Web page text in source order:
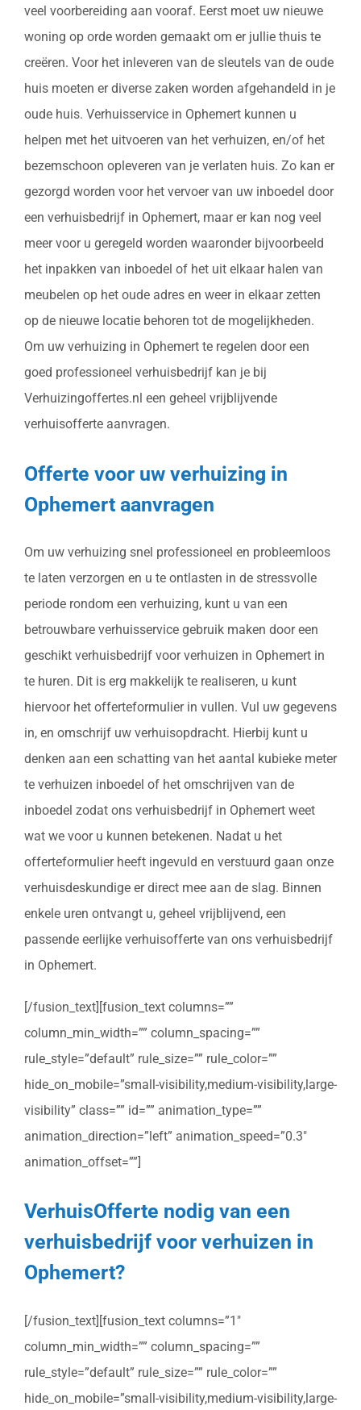
veel voorbereiding aan vooraf. Eerst moet uw nieuwe
woning op orde worden gemaakt om er jullie thuis te
creëren. Voor het inleveren van de sleutels van de oude
huis moeten er diverse zaken worden afgehandeld in je
oude huis. Verhuisservice in Ophemert kunnen u
helpen met het uitvoeren van het verhuizen, en/of het
bezemschoon opleveren van je verlaten huis. Zo kan er
gezorgd worden voor het vervoer van uw inboedel door
een verhuisbedrijf in Ophemert, maar er kan nog veel
meer voor u geregeld worden waaronder bijvoorbeeld
het inpakken van inboedel of het uit elkaar halen van
meubelen op het oude adres en weer in elkaar zetten
op de nieuwe locatie behoren tot de mogelijkheden.
Om uw verhuizing in Ophemert te regelen door een
goed professioneel verhuisbedrijf kan je bij
Verhuizingoffertes.nl een geheel vrijblijvende
verhuisofferte aanvragen.
Offerte voor uw verhuizing in
Ophemert aanvragen
Om uw verhuizing snel professioneel en probleemloos
te laten verzorgen en u te ontlasten in de stressvolle
periode rondom een verhuizing, kunt u van een
betrouwbare verhuisservice gebruik maken door een
geschikt verhuisbedrijf voor verhuizen in Ophemert in
te huren. Dit is erg makkelijk te realiseren, u kunt
hiervoor het offerteformulier in vullen. Vul uw gegevens
in, en omschrijf uw verhuisopdracht. Hierbij kunt u
denken aan een schatting van het aantal kubieke meter
te verhuizen inboedel of het omschrijven van de
inboedel zodat ons verhuisbedrijf in Ophemert weet
wat we voor u kunnen betekenen. Nadat u het
offerteformulier heeft ingevuld en verstuurd gaan onze
verhuisdeskundige er direct mee aan de slag. Binnen
enkele uren ontvangt u, geheel vrijblijvend, een
passende eerlijke verhuisofferte van ons verhuisbedrijf
in Ophemert.
[/fusion_text][fusion_text columns=””
column_min_width=”” column_spacing=””
rule_style=”default” rule_size=”” rule_color=””
hide_on_mobile=”small-visibility,medium-visibility,large-
visibility” class=”” id=”” animation_type=””
animation_direction=”left” animation_speed=”0.3″
animation_offset=””]
VerhuisOfferte nodig van een
verhuisbedrijf voor verhuizen in
Ophemert?
[/fusion_text][fusion_text columns=”1″
column_min_width=”” column_spacing=””
rule_style=”default” rule_size=”” rule_color=””
hide_on_mobile=”small-visibility,medium-visibility,large-